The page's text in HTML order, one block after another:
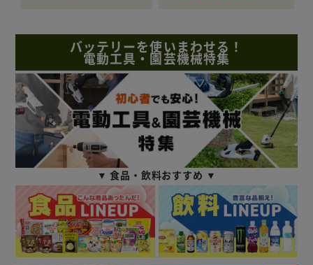
バッテリーを使いまわせる！
電動工具・園芸機械特集
▼ 食品・飲料おすすめ ▼